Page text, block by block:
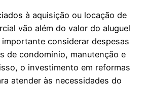
à aquisição ou locação de
vão além do valor do aluguel
importante considerar despesas
de condomínio, manutenção e
o investimento em reformas
atender às necessidades do